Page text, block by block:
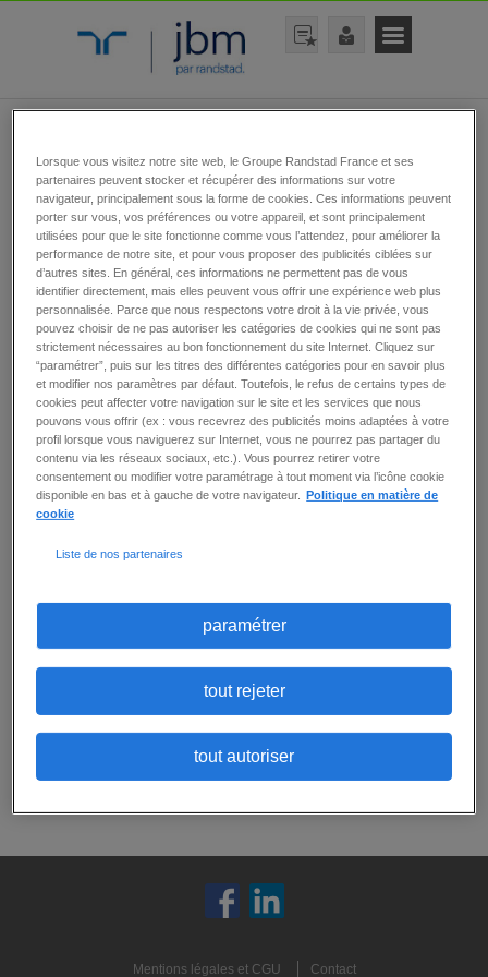
Toutes nos offres
d’emplois
à tous vos critères.
créer une alerte email
à ces critères, ouenvoyer votre candidature
candidature spontanée
créer une alerte
rechercher une offre
rechercher
Mentions légales et CGU Contact
Lorsque vous visitez notre site web, le Groupe Randstad France et ses
partenaires peuvent stocker et récupérer des informations sur votre
navigateur, principalement sous la forme de cookies. Ces informations peuvent
porter sur vous, vos préférences ou votre appareil, et sont principalement
utilisées pour que le site fonctionne comme vous l’attendez, pour améliorer la
performance de notre site, et pour vous proposer des publicités ciblées sur
d’autres sites. En général, ces informations ne permettent pas de vous
identifier directement, mais elles peuvent vous offrir une expérience web plus
personnalisée. Parce que nous respectons votre droit à la vie privée, vous
pouvez choisir de ne pas autoriser les catégories de cookies qui ne sont pas
strictement nécessaires au bon fonctionnement du site Internet. Cliquez sur
“paramétrer”, puis sur les titres des différentes catégories pour en savoir plus
et modifier nos paramètres par défaut. Toutefois, le refus de certains types de
cookies peut affecter votre navigation sur le site et les services que nous
pouvons vous offrir (ex : vous recevrez des publicités moins adaptées à votre
profil lorsque vous naviguerez sur Internet, vous ne pourrez pas partager du
contenu via les réseaux sociaux, etc.). Vous pourrez retirer votre
consentement ou modifier votre paramétrage à tout moment via l’icône cookie
disponible en bas et à gauche de votre navigateur.
Politique en matière de
cookie
Liste de nos partenaires
paramétrer
tout rejeter
tout autoriser